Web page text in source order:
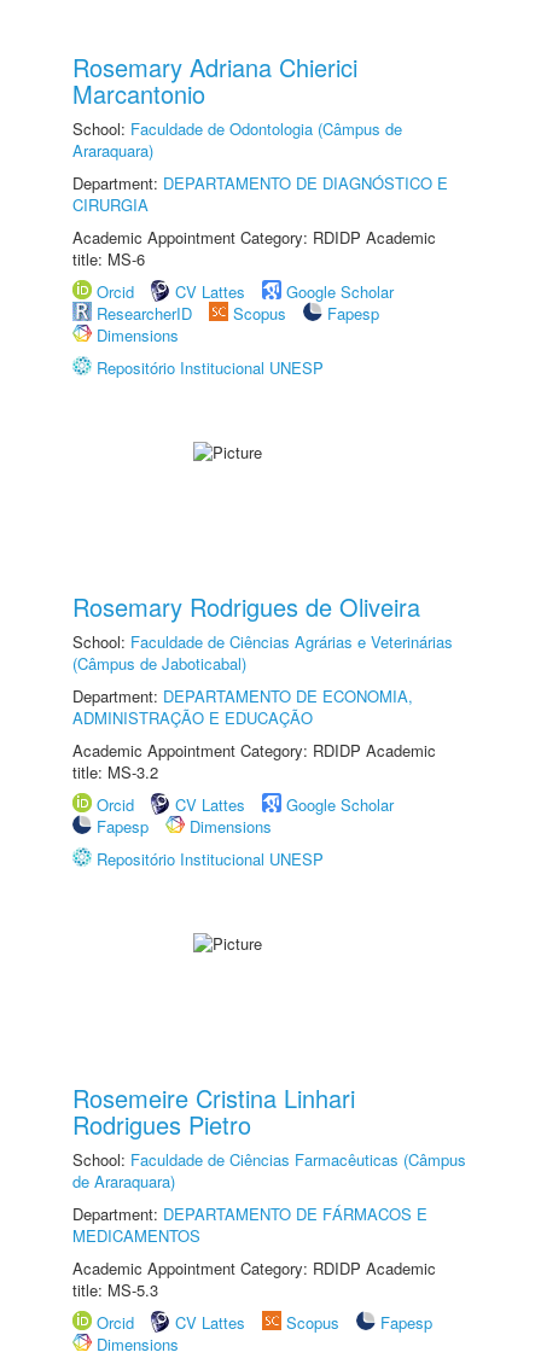
Rosemary Adriana Chierici
Marcantonio
School: Faculdade de Odontologia (Câmpus de
Araraquara)
Department: DEPARTAMENTO DE DIAGNÓSTICO E
CIRURGIA
Academic Appointment Category: RDIDP Academic
title: MS-6
Orcid
CV Lattes
Google Scholar
ResearcherID
Scopus
Fapesp
Dimensions
Repositório Institucional UNESP
Rosemary Rodrigues de Oliveira
School: Faculdade de Ciências Agrárias e Veterinárias
(Câmpus de Jaboticabal)
Department: DEPARTAMENTO DE ECONOMIA,
ADMINISTRAÇÃO E EDUCAÇÃO
Academic Appointment Category: RDIDP Academic
title: MS-3.2
Orcid
CV Lattes
Google Scholar
Fapesp
Dimensions
Repositório Institucional UNESP
Rosemeire Cristina Linhari
Rodrigues Pietro
School: Faculdade de Ciências Farmacêuticas (Câmpus
de Araraquara)
Department: DEPARTAMENTO DE FÁRMACOS E
MEDICAMENTOS
Academic Appointment Category: RDIDP Academic
title: MS-5.3
Orcid
CV Lattes Scopus
Fapesp
Dimensions